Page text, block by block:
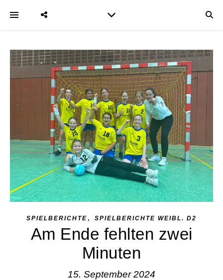
SPIELBERICHTE, SPIELBERICHTE WEIBL. D2
Am Ende fehlten zwei
Minuten
15. September 2024